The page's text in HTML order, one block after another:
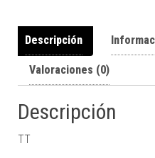
Descripción
Valoraciones (0)
Descripción
TT